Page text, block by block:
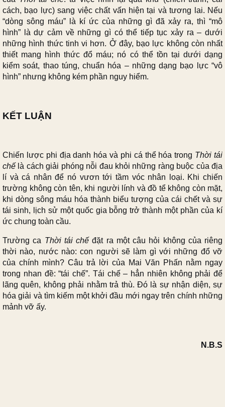
cách, bạo lực) sang việc chất vấn hiện tại và tương lai. Nếu
“dòng sông máu” là kí ức của những gì đã xảy ra, thì “mô
hình” là dự cảm về những gì có thể tiếp tục xảy ra – dưới
những hình thức tinh vi hơn. Ở đây, bạo lực không còn nhất
thiết mang hình thức đổ máu; nó có thể tồn tại dưới dạng
kiểm soát, thao túng, chuẩn hóa – những dạng bạo lực “vô
hình” nhưng không kém phần nguy hiểm.
KẾT LUẬN
Chiến lược phi địa danh hóa và phi cá thể hóa trong Thời tái
chế là cách giải phóng nỗi đau khỏi những ràng buộc của địa
lí và cá nhân để nó vươn tới tầm vóc nhân loại. Khi chiến
trường không còn tên, khi người lính và đồ tể không còn mặt,
khi dòng sông máu hóa thành biểu tượng của cái chết và sự
tái sinh, lịch sử một quốc gia bỗng trở thành một phần của kí
ức chung toàn cầu.
Trường ca Thời tái chế đặt ra một câu hỏi không của riêng
thời nào, nước nào: con người sẽ làm gì với những đổ vỡ
của chính mình? Câu trả lời của Mai Văn Phấn nằm ngay
trong nhan đề: “tái chế”. Tái chế – hẳn nhiên không phải để
lãng quên, không phải nhằm trả thù. Đó là sự nhận diện, sự
hóa giải và tìm kiếm một khởi đầu mới ngay trên chính những
mảnh vỡ ấy.
N.B.S